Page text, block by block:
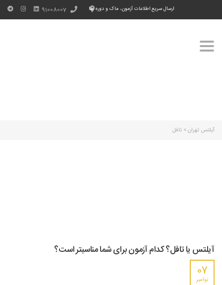
ارسال سریع اطلاعات آزمون، ماک و دوره ها 91008007
Toggle
آیلتس تهران> تافل
آیلتس یا تافل؟ کدام آزمون برای شما مناسبتر است؟
07
نوامبر